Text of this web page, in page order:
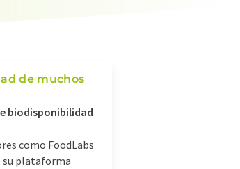
de muchos
biodisponibilidad
como FoodLabs
su plataforma